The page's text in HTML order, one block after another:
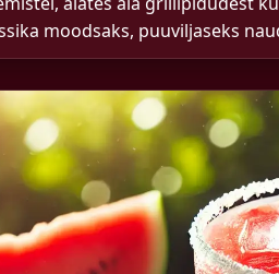
moodsaks, puuviljaseks